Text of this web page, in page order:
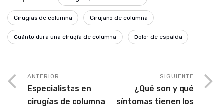
Cirugías de columna Cirujano de columna
Cuánto dura una cirugía de columna Dolor de espalda
ANTERIOR
Especialistas en
cirugías de columna
SIGUIENTE
¿Qué son y qué
síntomas tienen los